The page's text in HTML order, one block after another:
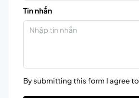
Tin nhắn
By submitting this form I agree to